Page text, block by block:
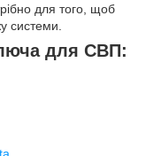
для того, щоб
системи.
для СВП: